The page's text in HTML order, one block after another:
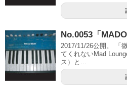
No.0053「
2017/11/26公開。 「
てくれないMad
ス）と...